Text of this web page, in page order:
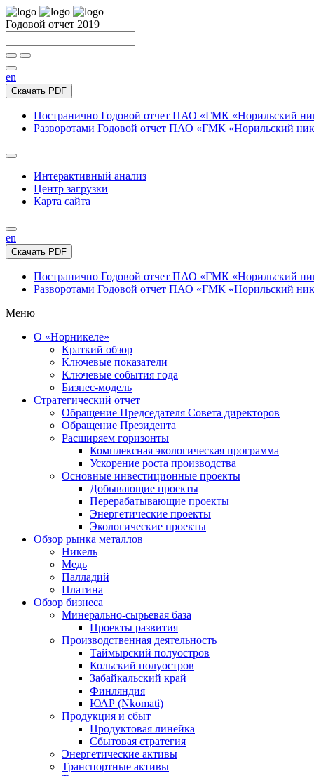
Годовой отчет 2019
en
Скачать PDF
Постранично Годовой отчет ПАО «ГМК «Норильский
Разворотами Годовой отчет ПАО «ГМК «Норильский
Интерактивный анализ
Центр загрузки
Карта сайта
en
Скачать PDF
Постранично Годовой отчет ПАО «ГМК «Норильский
Разворотами Годовой отчет ПАО «ГМК «Норильский
Меню
О «Норникеле»
Краткий обзор
Ключевые показатели
Ключевые события года
Бизнес-модель
Стратегический отчет
Обращение Председателя Совета директоров
Обращение Президента
Расширяем горизонты
Комплексная экологическая программа
Ускорение роста производства
Основные инвестиционные проекты
Добывающие проекты
Перерабатывающие проекты
Энергетические проекты
Экологические проекты
Обзор рынка металлов
Никель
Медь
Палладий
Платина
Обзор бизнеса
Минерально-сырьевая база
Проекты развития
Производственная деятельность
Таймырский полуостров
Кольский полуостров
Забайкальский край
Финляндия
ЮАР (Nkomati)
Продукция и сбыт
Продуктовая линейка
Сбытовая стратегия
Энергетические активы
Транспортные активы